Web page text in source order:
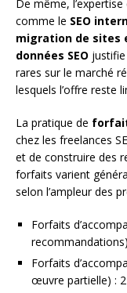
De même,
comme le SEO
migration de sites
données SEO
rares sur le marché
lesquels l’offre reste
La pratique de
chez les freelances
et de construire des
forfaits varient
selon l’ampleur des
Forfaits
Forfaits
œuvre partielle) :